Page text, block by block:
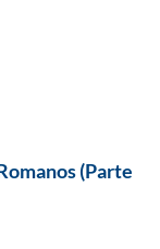
(Parte